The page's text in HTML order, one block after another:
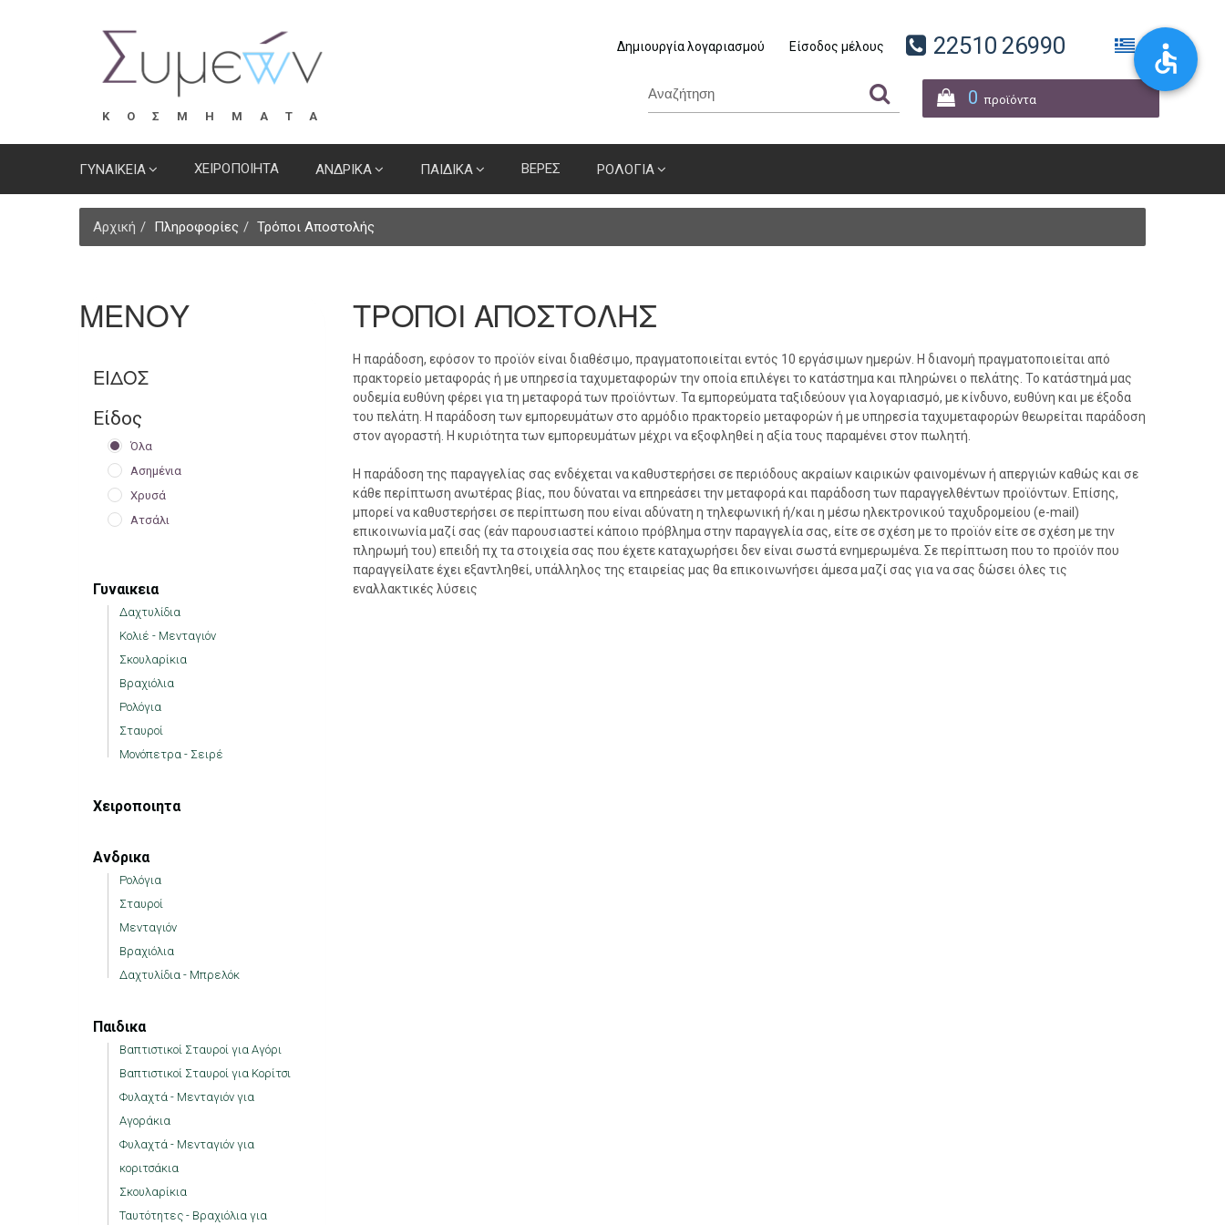
ΚΟΣΜΗΜΑΤΑ
Δημιουργία λογαριασμού Είσοδος μέλους 22510 26990
0 προϊόντα
ΓΥΝΑΙΚΕΙΑ ΧΕΙΡΟΠΟΙΗΤΑ ΑΝΔΡΙΚΑ ΠΑΙΔΙΚΑ ΒΕΡΕΣ ΡΟΛΟΓΙΑ
Αρχική Πληροφορίες Τρόποι Αποστολής
ΤΡΟΠΟΙ ΑΠΟΣΤΟΛΗΣ
H παράδοση, εφόσον το προϊόν είναι διαθέσιμο, πραγματοποιείται εντός 10 εργάσιμων ημερών. Η διανομή πραγματοποιείται από
πρακτορείο μεταφοράς ή με υπηρεσία ταχυμεταφορών την οποία επιλέγει το κατάστημα και πληρώνει ο πελάτης. Το κατάστημά μας
ουδεμία ευθύνη φέρει για τη μεταφορά των προϊόντων. Τα εμπορεύματα ταξιδεύουν για λογαριασμό, με κίνδυνο, ευθύνη και με έξοδα
του πελάτη. Η παράδοση των εμπορευμάτων στο αρμόδιο πρακτορείο μεταφορών ή με υπηρεσία ταχυμεταφορών θεωρείται παράδοση
στον αγοραστή. Η κυριότητα των εμπορευμάτων μέχρι να εξοφληθεί η αξία τους παραμένει στον πωλητή.
Η παράδοση της παραγγελίας σας ενδέχεται να καθυστερήσει σε περιόδους ακραίων καιρικών φαινομένων ή απεργιών καθώς και σε
κάθε περίπτωση ανωτέρας βίας, που δύναται να επηρεάσει την μεταφορά και παράδοση των παραγγελθέντων προϊόντων. Επίσης,
μπορεί να καθυστερήσει σε περίπτωση που είναι αδύνατη η τηλεφωνική ή/και η μέσω ηλεκτρονικού ταχυδρομείου (e-mail)
επικοινωνία μαζί σας (εάν παρουσιαστεί κάποιο πρόβλημα στην παραγγελία σας, είτε σε σχέση με το προϊόν είτε σε σχέση με την
πληρωμή του) επειδή πχ τα στοιχεία σας που έχετε καταχωρήσει δεν είναι σωστά ενημερωμένα. Σε περίπτωση που το προϊόν που
παραγγείλατε έχει εξαντληθεί, υπάλληλος της εταιρείας μας θα επικοινωνήσει άμεσα μαζί σας για να σας δώσει όλες τις
εναλλακτικές λύσεις
ΜΕΝΟΥ
ΕΊΔΟΣ
Είδος
Όλα
Ασημένια
Χρυσά
Ατσάλι
Γυναικεια
Δαχτυλίδια
Κολιέ - Μενταγιόν
Σκουλαρίκια
Βραχιόλια
Ρολόγια
Σταυροί
Μονόπετρα - Σειρέ
Χειροποιητα
Ανδρικα
Ρολόγια
Σταυροί
Μενταγιόν
Βραχιόλια
Δαχτυλίδια - Μπρελόκ
Παιδικα
Βαπτιστικοί Σταυροί για Αγόρι
Βαπτιστικοί Σταυροί για Κορίτσι
Φυλαχτά - Μενταγιόν για
Αγοράκια
Φυλαχτά - Μενταγιόν για
κοριτσάκια
Σκουλαρίκια
Ταυτότητες - Βραχιόλια για